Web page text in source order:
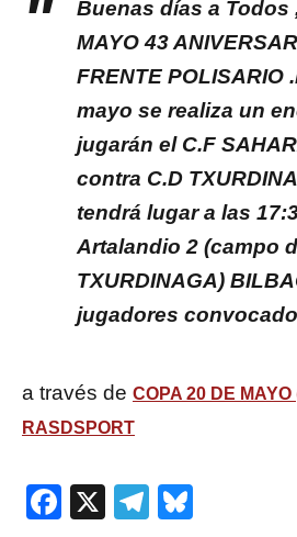
Buenas días a Todos
MAYO 43
FRENTE POLISARIO
mayo se realiza un
jugarán el C.F
contra C.D
tendrá lugar a las
Artalandio 2 (campo
TXURDINAGA)
jugadores
a través de COPA 20 DE
RASDSPORT
Facebook
X Telegram